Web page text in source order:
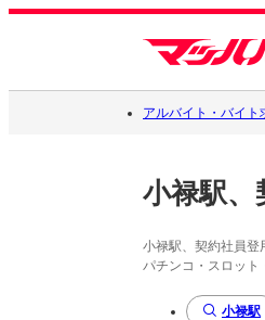
アルバイト・バイト
小禄駅、
小禄駅、契約社員登
パチンコ・スロット
小禄駅